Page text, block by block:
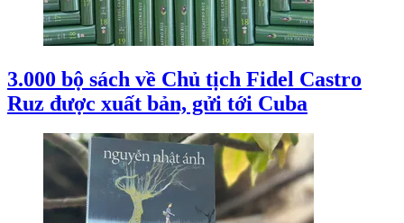
3.000 bộ sách về Chủ tịch Fidel Castro
Ruz được xuất bản, gửi tới Cuba